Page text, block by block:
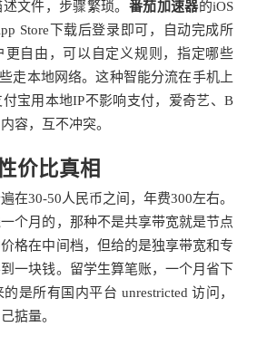
文件，步骤繁琐。 番茄加速器的iOS
Store下载后登录即可，自动完成所
更自由，可以自定义规则，指定哪些
走本地网络。这种智能分流在手机上
宝用本地IP不影响支付，爱奇艺、B
容，互不冲突。
价比真相
在30-50人民币之间，年费300左右。
个月的，那种不是共享带宽就是节点
格在中间档，但给的是独享带宽和专
一块钱。留学生算笔账，一个月省下
是所有国内平台 unrestricted 访问，
掂量。